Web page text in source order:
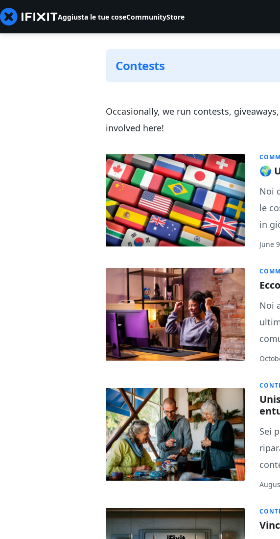
Aggiusta le tue coseCommunityStore
Contests
Occasionally, we run contests,
involved here!
🌍
Noi
le
in
June
Noi
Sei